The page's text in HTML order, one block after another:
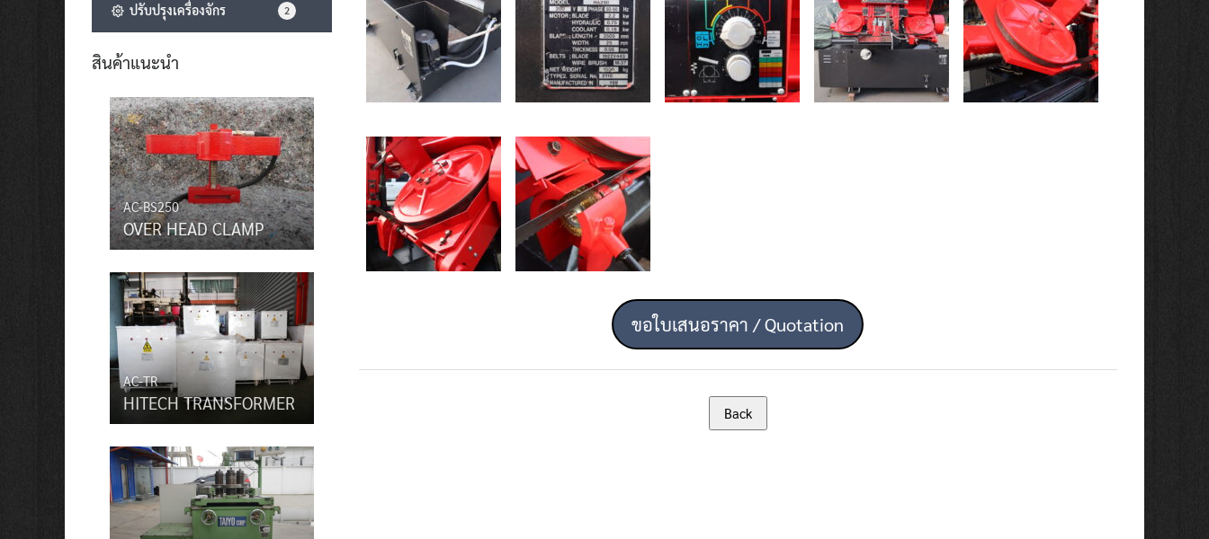
ขอใบเสนอราคา / Quotation
ปรับปรุงเครื่องจักร 2
สินค้าแนะนำ
AC-BS250
OVER HEAD CLAMP
AC-TR
HITECH TRANSFORMER